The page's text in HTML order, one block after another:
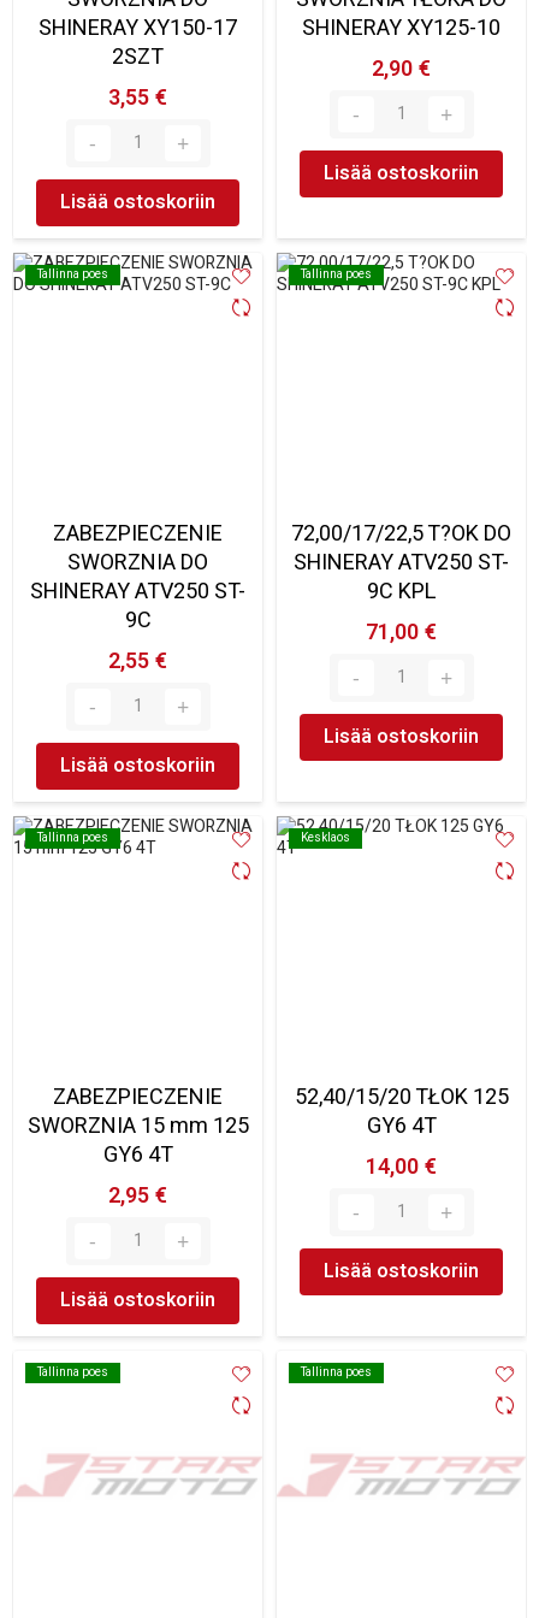
SHINERAY XY150-17
2SZT
3,55 €
Lisää ostoskoriin
SHINERAY XY125-10
2,90 €
Lisää ostoskoriin
Tallinna poes
Tallinna poes
ZABEZPIECZENIE
SWORZNIA DO
SHINERAY ATV250 ST-
9C
2,55 €
Lisää ostoskoriin
Tallinna poes
Tallinna poes
72,00/17/22,5 T?OK DO
SHINERAY ATV250 ST-
9C KPL
71,00 €
Lisää ostoskoriin
Tallinna poes
Tallinna poes
ZABEZPIECZENIE
SWORZNIA 15 mm 125
GY6 4T
2,95 €
Lisää ostoskoriin
Kesklaos
Kesklaos
52,40/15/20 TŁOK 125
GY6 4T
14,00 €
Lisää ostoskoriin
Tallinna poes
Tallinna poes Tallinna poes
Tallinna poes